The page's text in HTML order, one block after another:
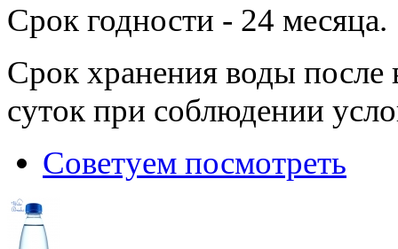
Срок годности - 24 месяца.
Срок хранения воды после
суток при соблюдении
Советуем посмотреть